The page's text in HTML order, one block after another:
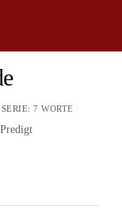
SERIE: 7 WORTE
Predigt